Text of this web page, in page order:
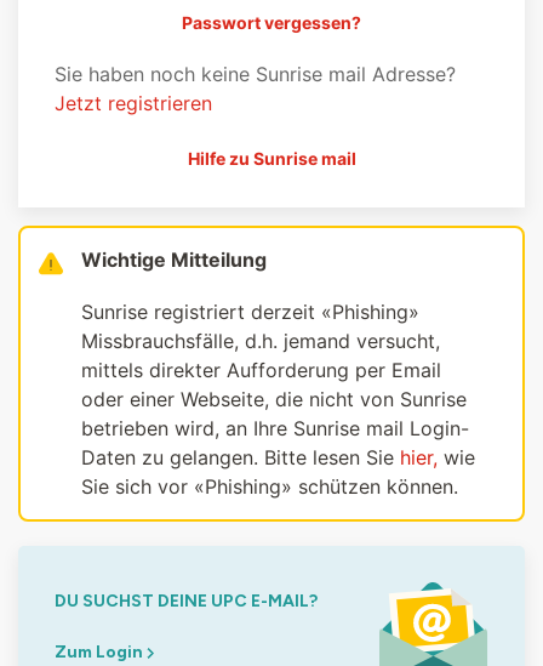
Passwort vergessen?
Sie haben noch keine Sunrise mail Adresse?
Jetzt registrieren
Hilfe zu Sunrise mail
Wichtige Mitteilung
Sunrise registriert derzeit «Phishing»
Missbrauchsfälle, d.h. jemand versucht,
mittels direkter Aufforderung per Email
oder einer Webseite, die nicht von Sunrise
betrieben wird, an Ihre Sunrise mail Login-
Daten zu gelangen. Bitte lesen Sie hier, wie
Sie sich vor «Phishing» schützen können.
DU SUCHST DEINE UPC E-MAIL?
Zum Login